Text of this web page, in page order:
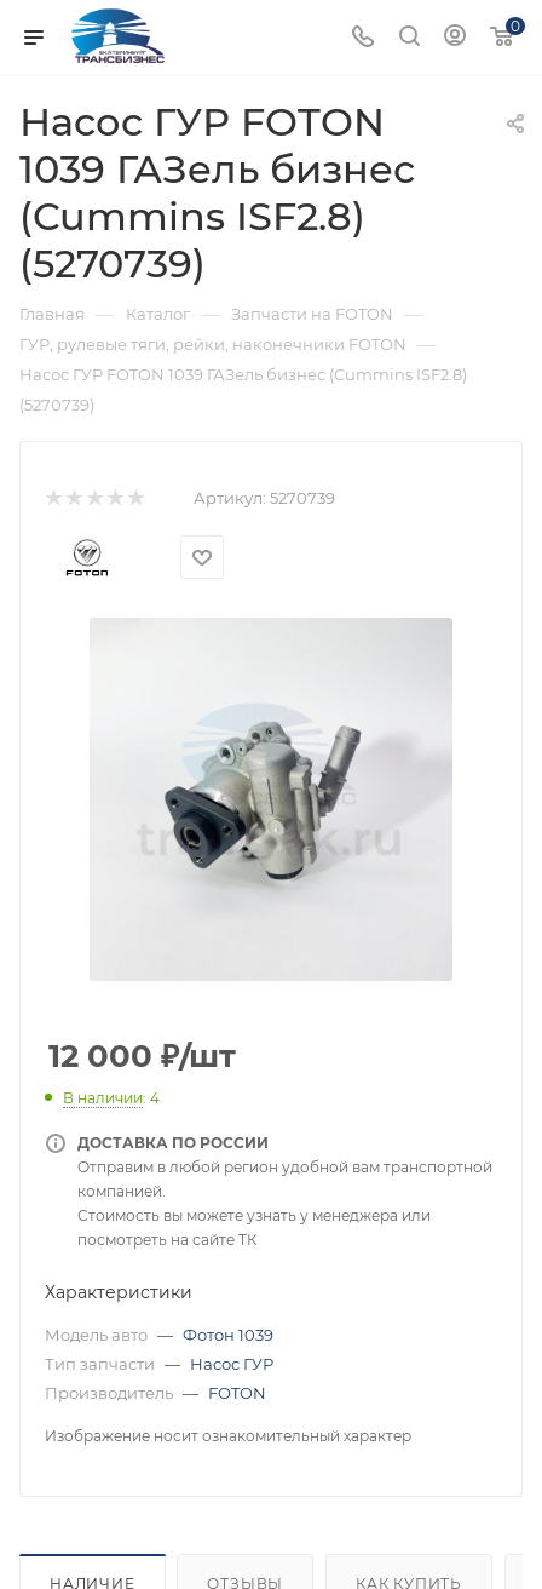
0
Насос ГУР FOTON
1039 ГАЗель бизнес
(Cummins ISF2.8)
(5270739)
Главная — Каталог — Запчасти на FOTON —
ГУР, рулевые тяги, рейки, наконечники FOTON —
Насос ГУР FOTON 1039 ГАЗель бизнес (Cummins ISF2.8)
(5270739)
Артикул: 5270739
12 000 ₽/шт
В наличии: 4
ДОСТАВКА ПО РОССИИ
Отправим в любой регион удобной вам транспортной
компанией.
Стоимость вы можете узнать у менеджера или
посмотреть на сайте ТК
Характеристики
Модель авто — Фотон 1039
Тип запчасти — Насос ГУР
Производитель — FOTON
Изображение носит ознакомительный характер
НАЛИЧИЕ ОТЗЫВЫ КАК КУПИТЬ